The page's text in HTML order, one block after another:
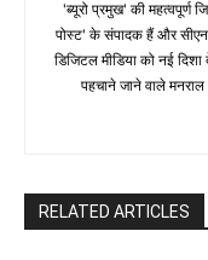
'ब्यूरो प्रमुख' की महत्वपूर्ण
पोस्ट' के संपादक हैं और
डिजिटल मीडिया को नई
पहचाने जाने वाले
RELATED ARTICLES